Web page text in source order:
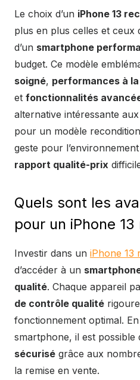
Le choix d’un iPhone 13
plus en plus celles et ceux
d’un smartphone
budget. Ce modèle
soigné, performances à
et fonctionnalités
alternative intéressante
pour un modèle
geste pour
rapport qualité-prix
Quels sont les
pour un iPhone
Investir dans un iPhone 13
d’accéder à un
qualité. Chaque appareil
de contrôle qualité
fonctionnement optimal.
smartphone, il est possible
sécurisé grâce aux
la remise en vente.